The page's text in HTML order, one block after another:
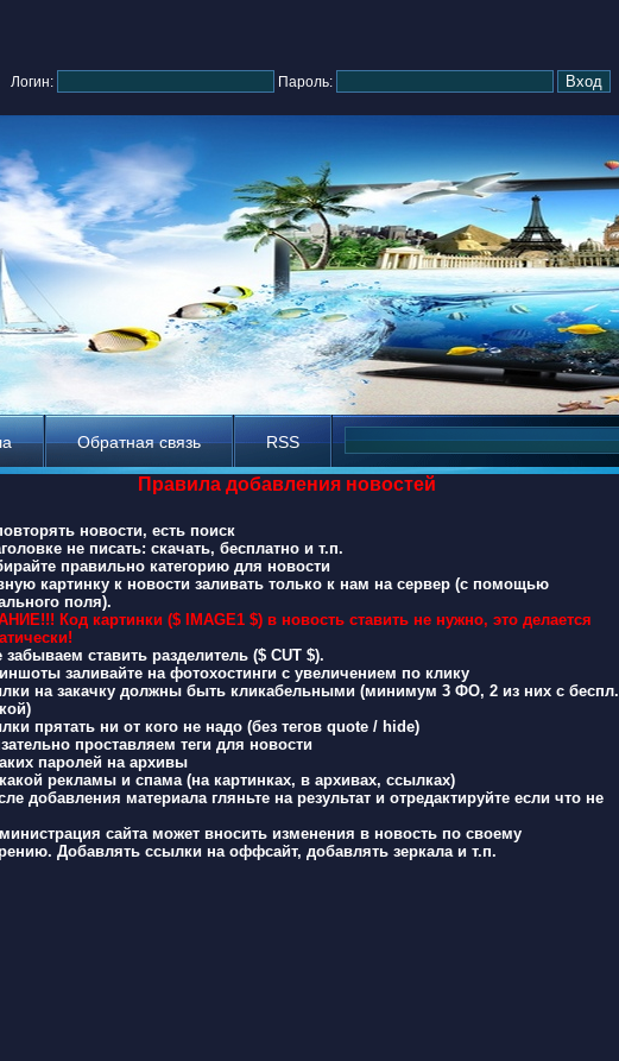
Логин: Пароль:
Обратная связь RSS
Правила добавления новостей
новости, есть поиск
не писать: скачать, бесплатно и т.п.
правильно категорию для новости
картинку к новости заливать только к нам на сервер (с помощью
поля).
Код картинки ($ IMAGE1 $) в новость ставить не нужно, это делается
забываем ставить разделитель ($ CUT $).
заливайте на фотохостинги с увеличением по клику
на закачку должны быть кликабельными (минимум 3 ФО, 2 из них с беспл.
прятать ни от кого не надо (без тегов quote / hide)
проставляем теги для новости
паролей на архивы
рекламы и спама (на картинках, в архивах, ссылках)
добавления материала гляньте на результат и отредактируйте если что не
сайта может вносить изменения в новость по своему
Добавлять ссылки на оффсайт, добавлять зеркала и т.п.